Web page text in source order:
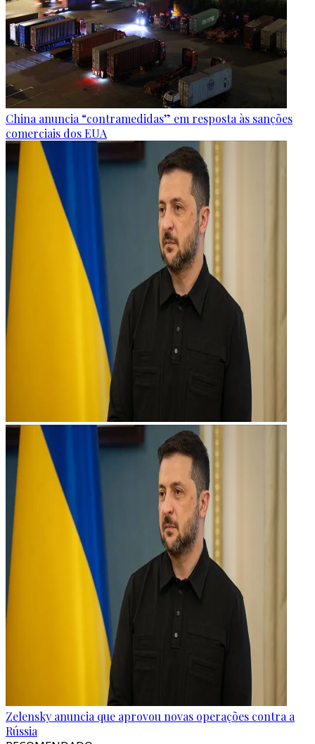
China anuncia “contramedidas” em resposta às sanções
comerciais dos EUA
Zelensky anuncia que aprovou novas operações contra a
Rússia